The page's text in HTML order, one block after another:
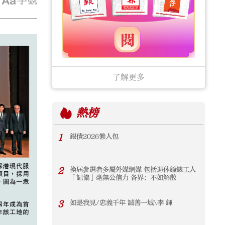
了解更多
熱榜
1 銀債2026懶人包
2
換屆參選者多屬外媒網媒 包括退休鐘錶工人
「記協」毫無公信力 各界：不如解散
3 如是我見/忠義千年 誠善一城\李 輝